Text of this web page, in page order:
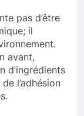
pas d’être
il
avant,
d’ingrédients
l’adhésion